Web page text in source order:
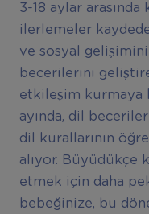
3-18 aylar arasında
ilerlemeler
ve sosyal
becerilerini
etkileşim kurmaya
ayında, dil
dil kurallarının
alıyor. Büyüdükçe
etmek için daha
bebeğinize, bu